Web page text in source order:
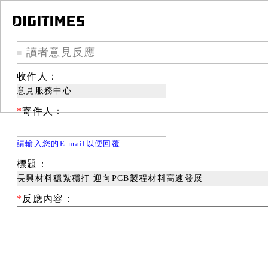
■ 讀者意見反應
收件人：
意見服務中心
*寄件人：
請輸入您的E-mail以便回覆
標題：
長興材料穩紮穩打 迎向PCB製程材料高速發展
* 反應內容：